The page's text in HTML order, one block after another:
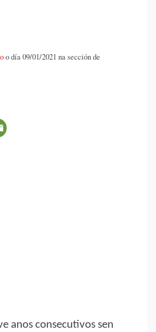
o día 09/01/2021 na sección de
anos consecutivos sen